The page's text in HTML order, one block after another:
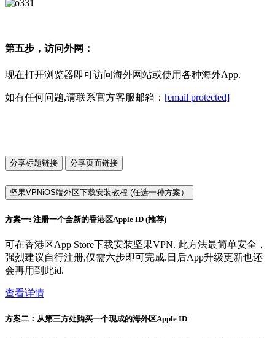
第五步，访问外网：
现在打开浏览器即可访问海外网站或使用各种海外App.
如有任何问题,请联系官方客服邮箱： [email protected]
分享标题链接 分享页面链接
坚果VPNiOS端外区下载安装教程 (任选一种方案）
方案一: 注册一个全新的香港区Apple ID (推荐)
可在香港区App Store下载安装坚果VPN. 此方法最简单安全，
强烈建议自行注册,仅需六步即可完成.日后App升级更新也还
会再用到此id.
查看详情
方案二：从第三方处购买一个现成的海外区Apple ID